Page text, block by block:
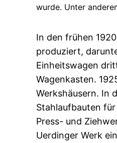
wurde. Unter
In den frühen
produziert,
Einheitswagen
Wagenkasten.
Werkshäusern. In
Stahlaufbauten für
Press- und
Uerdinger Werk